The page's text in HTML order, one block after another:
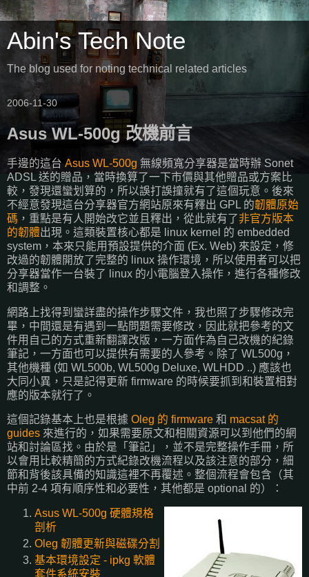
Abin's Tech Note
The blog used for noting technical related articles
2006-11-30
Asus WL-500g 改機前言
手邊的這台 Asus WL-500g 無線頻寬分享器是當時辦 Sonet
ADSL 送的贈品，當時換算了一下市價與其他贈品或方案比
較，發現還蠻划算的，所以誤打誤撞就有了這個玩意。後來
不經意發現這台分享器官方網站原來有釋出 GPL 的韌體原始
碼 ，重點是有人開始改它並且釋出，從此就有了非官方版本
的韌體出現。這類裝置核心都是 linux kernel 的 embedded
system，本來只能用預設提供的介面 (Ex. Web) 來設定，修
改過的韌體開放了完整的 linux 操作環境，所以使用者可以把
分享器當作一台裝了 linux 的小電腦登入操作，進行各種修改
和調整。
網路上找得到蠻詳盡的操作步驟文件，我也照了步驟修改完
畢，中間還是有遇到一點問題需要修改，因此就把參考的文
件用自己的方式重新翻譯改版，一方面作為自己改機的紀錄
筆記，一方面也可以提供有需要的人參考。除了 WL500g，
其他機種 (如 WL500b, WL500g Deluxe, WLHDD ..) 應該也
大同小異，只是記得更新 firmware 的時候要抓到和裝置相對
應的版本就行了。
這個記錄基本上也是根據 Oleg 的 firmware 和 macsat 的
guides 來進行的，如果需要原文和相關資源可以到他們的網
站和討論區找。由於是「筆記」，並不是完整操作手冊，所
以會用比較精簡的方式紀錄改機流程以及該注意的部分，細
節和背後該具備的知識這裡不再覆述。整個流程會包含（其
中前 2-4 項有順序性和必要性，其他都是 optional 的）：
Asus WL-500g 硬體規格
剖析
Oleg 韌體更新與磁碟分割
基本環境設定 - ipkg 軟體
套件系統安裝